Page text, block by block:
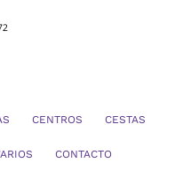
CENTROS CESTAS
CONTACTO